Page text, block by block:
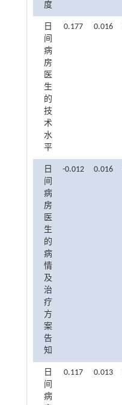
度
日
间
病
房
医
生
的
技
术
水
平
0.177 0.016
日
间
病
房
医
生
的
病
情
及
治
疗
方
案
告
知
-0.012 0.016
日
间
病
0.117 0.013